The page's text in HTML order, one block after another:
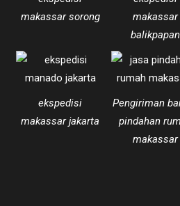
makassar sorong
makassar
balikpapan
ekspedisi
makassar jakarta
Pengiriman
pindahan
makassar